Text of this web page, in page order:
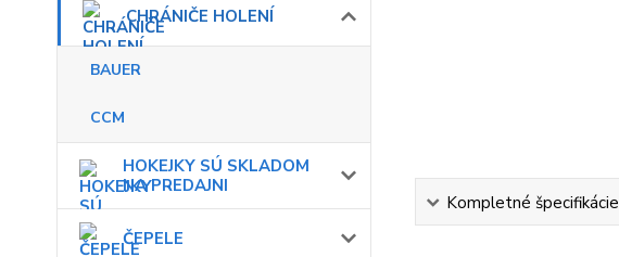
CHRÁNIČE HOLENÍ
BAUER
CCM
HOKEJKY SÚ SKLADOM
NA PREDAJNI
ČEPELE
Kompletné špecifikácie